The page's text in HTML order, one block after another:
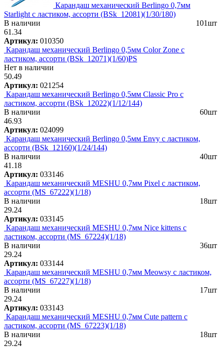
Карандаш механический Berlingo 0,7мм
Starlight с ластиком, ассорти (BSk_12081)(1/30/180)
В наличии
101шт
61.34
Артикул: 010350
Карандаш механический Berlingo 0,5мм Color Zone с
ластиком, ассорти (BSk_12071)(1/60)PS
Нет в наличии
50.49
Артикул: 021254
Карандаш механический Berlingo 0,5мм Classic Pro с
ластиком, ассорти (BSk_12022)(1/12/144)
В наличии
60шт
46.93
Артикул: 024099
Карандаш механический Berlingo 0,5мм Envy с ластиком,
ассорти (BSk_12160)(1/24/144)
В наличии
40шт
41.18
Артикул: 033146
Карандаш механический MESHU 0,7мм Pixel с ластиком,
ассорти (MS_67222)(1/18)
В наличии
18шт
29.24
Артикул: 033145
Карандаш механический MESHU 0,7мм Nice kittens с
ластиком, ассорти (MS_67224)(1/18)
В наличии
36шт
29.24
Артикул: 033144
Карандаш механический MESHU 0,7мм Meowsy с ластиком,
ассорти (MS_67227)(1/18)
В наличии
17шт
29.24
Артикул: 033143
Карандаш механический MESHU 0,7мм Cute pattern с
ластиком, ассорти (MS_67223)(1/18)
В наличии
18шт
29.24